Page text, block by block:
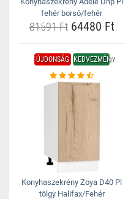
fehér borsó/fehér
81591 Ft64480 Ft
ÚJDONSÁG KEDVEZMÉNY
Konyhaszekrény Zoya D40 Pl
tölgy Halifax/Fehér